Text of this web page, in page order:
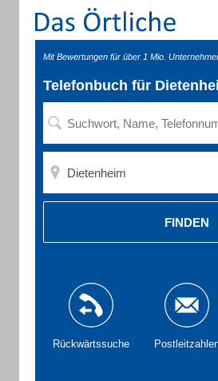
Mit Bewertungen für über 1 Mio.
Telefonbuch für
FINDEN
Rückwärtssuche